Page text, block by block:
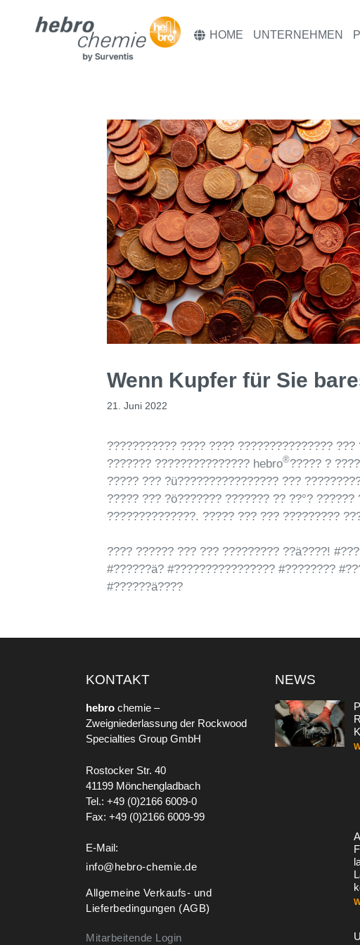
HOME UNTERNEHMEN
Wenn Kupfer für Sie
21. Juni 2022
??????????? ???? ???? ???????????????
??????? ??????????????? hebro®????? ?
????? ??? ?ü???????????????? ???
????? ??? ?ö??????? ??????? ?? ??°?
??????????????. ????? ??? ??? ?????????
???? ?????? ??? ??? ????????? ??ä????!
#??????ä? #???????????????? #????????
#??????ä????
KONTAKT
hebro chemie –
Zweigniederlassung der Rockwood
Specialties Group GmbH
Rostocker Str. 40
41199 Mönchengladbach
Tel.: +49 (0)2166 6009-0
Fax: +49 (0)2166 6009-99
E-Mail:
info@hebro-chemie.de
Allgemeine Verkaufs- und
Lieferbedingungen (AGB)
Mitarbeitende Login
NEWS